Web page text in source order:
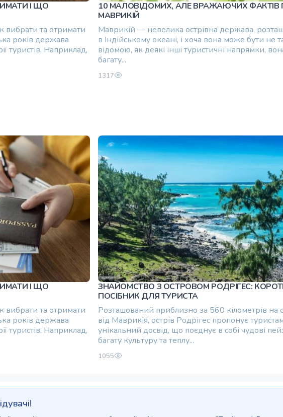
І ЩО
вибрати та отримати
років держава
туристів. Наприклад,
10 МАЛОВІДОМИХ, АЛЕ ВРАЖАЮЧИХ ФАКТІВ
МАВРИКІЙ
Маврикій — невелика острівна держава,
в Індійському океані, і хоча вона може бути не
відомою, як деякі інші туристичні напрямки,
багату...
1317
І ЩО
вибрати та отримати
років держава
туристів. Наприклад,
ЗНАЙОМСТВО З ОСТРОВОМ РОДРІГЕС:
ПОСІБНИК ДЛЯ ТУРИСТА
Розташований приблизно за 560 кілометрів на
від Маврикія, острів Родрігес пропонує
унікальний досвід, що поєднує в собі чудові
багату культуру та теплу...
1055